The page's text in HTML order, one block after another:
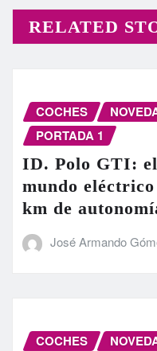
RELATED
COCHES
PORTADA 1
ID. Polo GTI:
mundo
km de
José Armando
COCHES